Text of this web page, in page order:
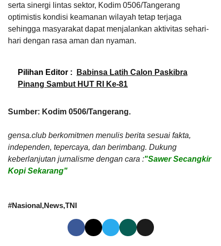
serta sinergi lintas sektor, Kodim 0506/Tangerang
optimistis kondisi keamanan wilayah tetap terjaga
sehingga masyarakat dapat menjalankan aktivitas sehari-
hari dengan rasa aman dan nyaman.
Pilihan Editor :
Babinsa Latih Calon Paskibra
Pinang Sambut HUT RI Ke-81
Sumber: Kodim 0506/Tangerang.
gensa.club berkomitmen menulis berita sesuai fakta,
independen, tepercaya, dan berimbang. Dukung
keberlanjutan jurnalisme dengan cara :"Sawer Secangkir
Kopi Sekarang"
#Nasional News TNI